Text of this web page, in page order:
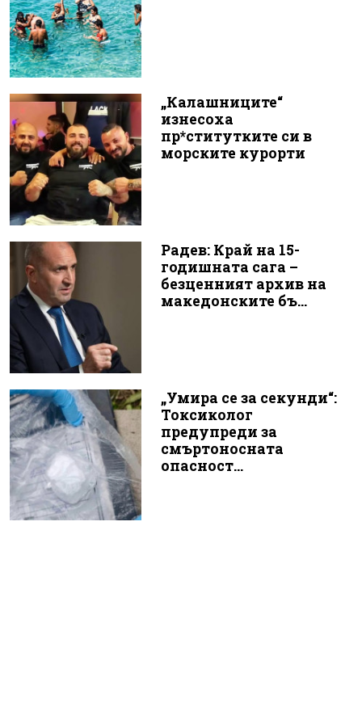
„Калашниците“
изнесоха
пр*ститутките си в
морските курорти
Радев: Край на 15-
годишната сага –
безценният архив на
македонските бъ...
„Умира се за секунди“:
Токсиколог
предупреди за
смъртоносната
опасност...